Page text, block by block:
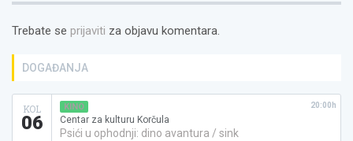
Trebate se prijaviti za objavu komentara.
DOGAĐANJA
KOL
06
KINO
Centar za kulturu Korčula
Psići u ophodnji: dino avantura / sink
20:00h